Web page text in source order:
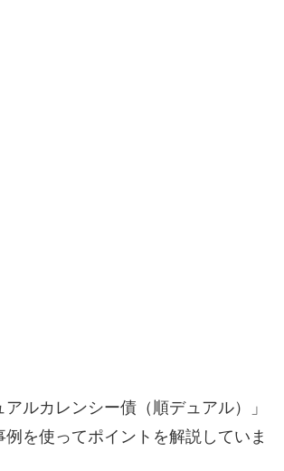
ルカレンシー債（順デュアル）」
例を使ってポイントを解説していま